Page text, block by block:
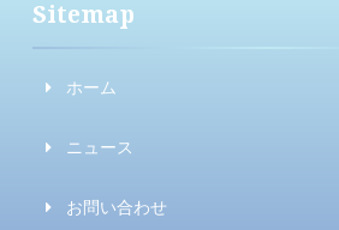
Sitemap
ホーム
ニュース
お問い合わせ